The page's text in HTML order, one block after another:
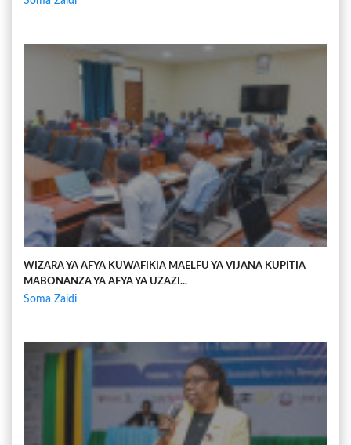
WIZARA YA AFYA KUWAFIKIA MAELFU YA VIJANA KUPITIA
MABONANZA YA AFYA YA UZAZI...
Soma Zaidi